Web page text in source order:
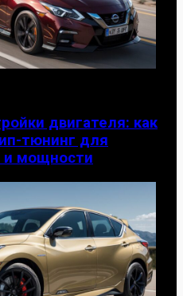
двигателя: как
тюнинг для
и мощности